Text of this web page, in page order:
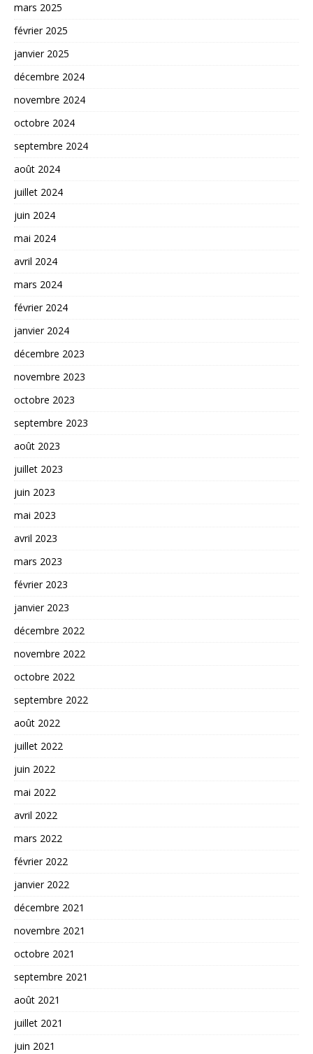
mars 2025
février 2025
janvier 2025
décembre 2024
novembre 2024
octobre 2024
septembre 2024
août 2024
juillet 2024
juin 2024
mai 2024
avril 2024
mars 2024
février 2024
janvier 2024
décembre 2023
novembre 2023
octobre 2023
septembre 2023
août 2023
juillet 2023
juin 2023
mai 2023
avril 2023
mars 2023
février 2023
janvier 2023
décembre 2022
novembre 2022
octobre 2022
septembre 2022
août 2022
juillet 2022
juin 2022
mai 2022
avril 2022
mars 2022
février 2022
janvier 2022
décembre 2021
novembre 2021
octobre 2021
septembre 2021
août 2021
juillet 2021
juin 2021